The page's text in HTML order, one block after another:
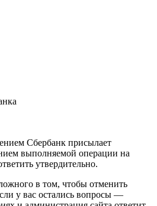
Сбербанк присылает
выполняемой операции на
утвердительно.
в том, чтобы отменить
у вас остались вопросы —